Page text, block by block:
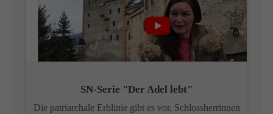
SN-Serie "Der Adel lebt"
Die patriarchale Erblinie gibt es vor, Schlossherrinnen